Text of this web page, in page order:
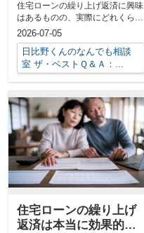
説
住宅ローンの繰り上げ返済に興味
はあるものの、実際にどれくらい
効果があるのか、いくらから始め
るべきか分...
2026-07-05
日比野くんのなんでも相談
室 ザ・ベストＱ＆Ａ：...
住宅ローンの繰り上げ
返済は本当に効果的？